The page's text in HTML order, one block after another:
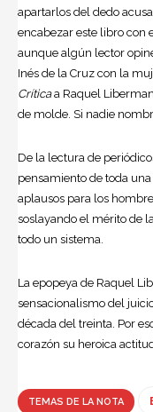
apartarlos del dedo
encabezar este libro con
aunque algún lector
Inés de la Cruz con la
Críticaa Raquel
de molde. Si nadie
De la lectura de
pensamiento de toda
aplausos para los
soslayando el mérito de
todo un sistema.
La epopeya de Raquel
sensacionalismo del
década del treinta. Por
corazón su heroica
TEMAS DE LA NOTA